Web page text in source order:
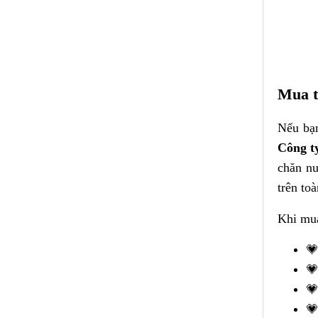
Mua
Nếu
Công
chăn
trên
Khi